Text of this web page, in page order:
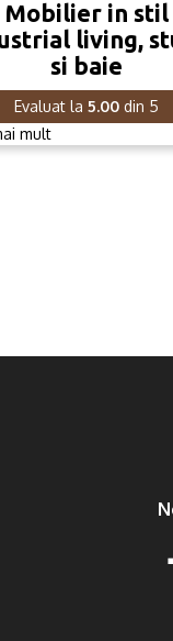
Mobilier in stil
living,
si baie
Evaluat la 5.00din 5
mult